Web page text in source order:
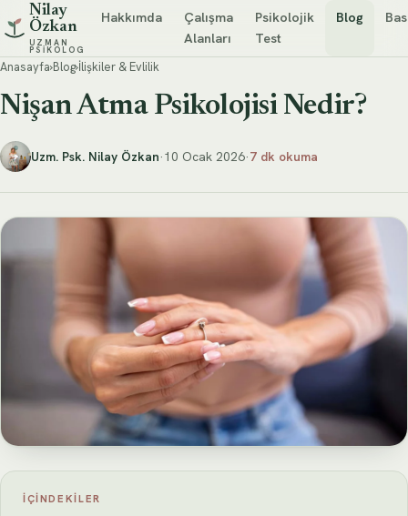
Nilay
Özkan
UZMAN
PSIKOLOG
Hakkımda
Çalışma
Alanları
Psikolojik
Test
Blog
Anasayfa›Blog›İlişkiler & Evlilik
Nişan Atma Psikolojisi Nedir?
Uzm. Psk. Nilay Özkan·10 Ocak 2026·7 dk okuma
İÇINDEKILER